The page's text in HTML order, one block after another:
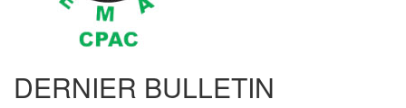
DERNIER BULLETIN